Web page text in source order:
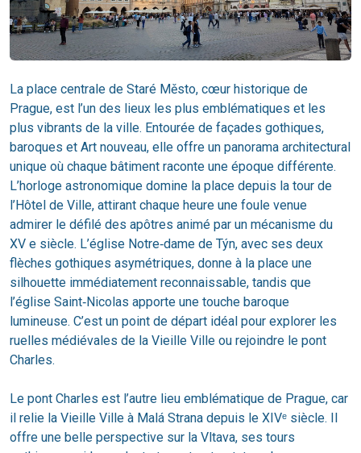
La place centrale de Staré Město, cœur historique de
Prague, est l’un des lieux les plus emblématiques et les
plus vibrants de la ville. Entourée de façades gothiques,
baroques et Art nouveau, elle offre un panorama architectural
unique où chaque bâtiment raconte une époque différente.
L’horloge astronomique domine la place depuis la tour de
l’Hôtel de Ville, attirant chaque heure une foule venue
admirer le défilé des apôtres animé par un mécanisme du
XV e siècle. L’église Notre‑dame de Týn, avec ses deux
flèches gothiques asymétriques, donne à la place une
silhouette immédiatement reconnaissable, tandis que
l’église Saint‑Nicolas apporte une touche baroque
lumineuse. C’est un point de départ idéal pour explorer les
ruelles médiévales de la Vieille Ville ou rejoindre le pont
Charles.
Le pont Charles est l’autre lieu emblématique de Prague, car
il relie la Vieille Ville à Malá Strana depuis le XIVᵉ siècle. Il
offre une belle perspective sur la Vltava, ses tours